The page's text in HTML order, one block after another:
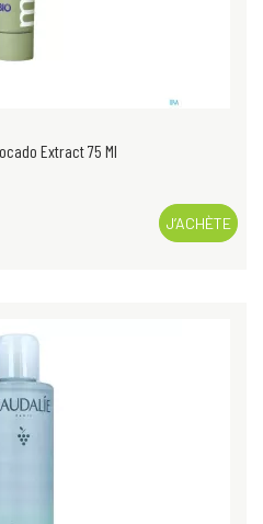
Extract 75 Ml
J’ACHÈTE